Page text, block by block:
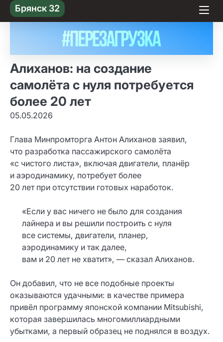
Skip
to content
Брянск 32
Алиханов: на создание
самолёта с нуля потребуется
более 20 лет
05.05.2026
Глава Минпромторга Антон Алиханов заявил,
что разработка пассажирского самолёта
«с чистого листа», включая двигатели, планёр
и аэродинамику, потребует более
20 лет при отсутствии готовых наработок.
«Если у вас ничего не было для создания
лайнера и вы решили построить с нуля
все системы, двигатели, планер,
аэродинамику и так далее,
вам и 20 лет не хватит», — сказал Алиханов.
Он добавил, что не все подобные проекты
оказываются удачными: в качестве примера
привёл программу японской компании Mitsubishi,
которая завершилась многомиллиардными
убытками, а первый образец не поднялся в воздух.